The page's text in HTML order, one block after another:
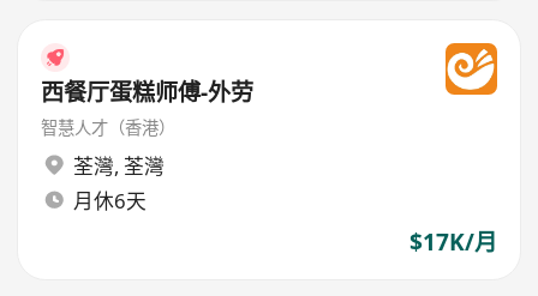
西餐厅蛋糕师傅-外劳
智慧人才（香港）
荃灣, 荃灣
月休6天
$17K/月